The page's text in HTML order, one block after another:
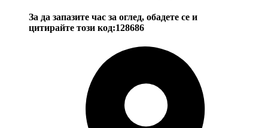
За да запазите час за оглед, обадете се и
цитирайте този код:128686